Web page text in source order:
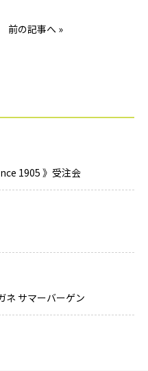
前の記事へ »
1905 》受注会
ネ サマーバーゲン